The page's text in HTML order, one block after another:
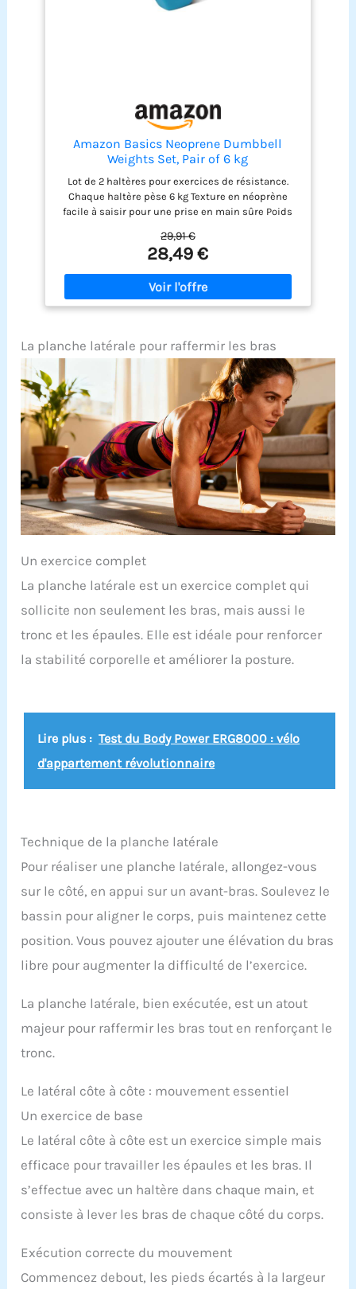
nombreux haltères par notre ensemble compact
professionnel grâce à notre finition
chromée/noire de haute qualité. Fabriqués en
fonte de première qualité et testés sur plus de 10
000 cycles de réglage, ces haltères réglables sont
un entraînement sûr et durable.
Amazon Basics Neoprene Dumbbell
Weights Set, Pair of 6 kg
Lot de 2 haltères pour exercices de résistance.
Chaque haltère pèse 6 kg Texture en néoprène
facile à saisir pour une prise en main sûre Poids
couleur pour une identification rapide Forme
hexagonale qui évite aux haltères de rouler Idéal
pour les cours de fitness ou les entraînements à
la maison Le corps contient 100% de fer recyclé
post-consommation certifié GRS (Global Recycled
29,91 €
28,49 €
La planche latérale pour raffermir les bras
Un exercice complet
La planche latérale est un exercice complet qui
sollicite non seulement les bras, mais aussi le
tronc et les épaules. Elle est idéale pour renforcer
la stabilité corporelle et améliorer la posture.
Lire plus : Test du Body Power ERG8000 : vélo
d'appartement révolutionnaire
Technique de la planche latérale
Pour réaliser une planche latérale, allongez-vous
sur le côté, en appui sur un avant-bras. Soulevez le
bassin pour aligner le corps, puis maintenez cette
position. Vous pouvez ajouter une élévation du bras
libre pour augmenter la difficulté de l’exercice.
La planche latérale, bien exécutée, est un atout
majeur pour raffermir les bras tout en renforçant le
tronc.
Le latéral côte à côte : mouvement essentiel
Un exercice de base
Le latéral côte à côte est un exercice simple mais
efficace pour travailler les épaules et les bras. Il
s’effectue avec un haltère dans chaque main, et
consiste à lever les bras de chaque côté du corps.
Exécution correcte du mouvement
Commencez debout, les pieds écartés à la largeur